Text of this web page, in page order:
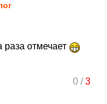
отмечает
0/3